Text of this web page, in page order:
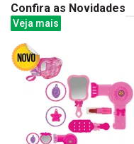
Confira as Novidades
Veja mais